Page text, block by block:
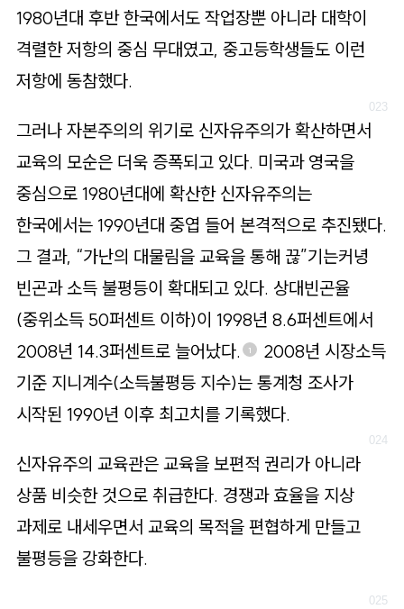
1980년대 후반 한국에서도 작업장뿐 아니라 대학이
격렬한 저항의 중심 무대였고, 중고등학생들도 이런
저항에 동참했다.
그러나 자본주의의 위기로 신자유주의가 확산하면서
교육의 모순은 더욱 증폭되고 있다. 미국과 영국을
중심으로 1980년대에 확산한 신자유주의는
한국에서는 1990년대 중엽 들어 본격적으로 추진됐다.
그 결과, “가난의 대물림을 교육을 통해 끊”기는커녕
빈곤과 소득 불평등이 확대되고 있다. 상대빈곤율
(중위소득 50퍼센트 이하)이 1998년 8.6퍼센트에서
2008년 14.3퍼센트로 늘어났다.
1
2008년 시장소득
기준 지니계수(소득불평등 지수)는 통계청 조사가
시작된 1990년 이후 최고치를 기록했다.
신자유주의 교육관은 교육을 보편적 권리가 아니라
상품 비슷한 것으로 취급한다. 경쟁과 효율을 지상
과제로 내세우면서 교육의 목적을 편협하게 만들고
불평등을 강화한다.